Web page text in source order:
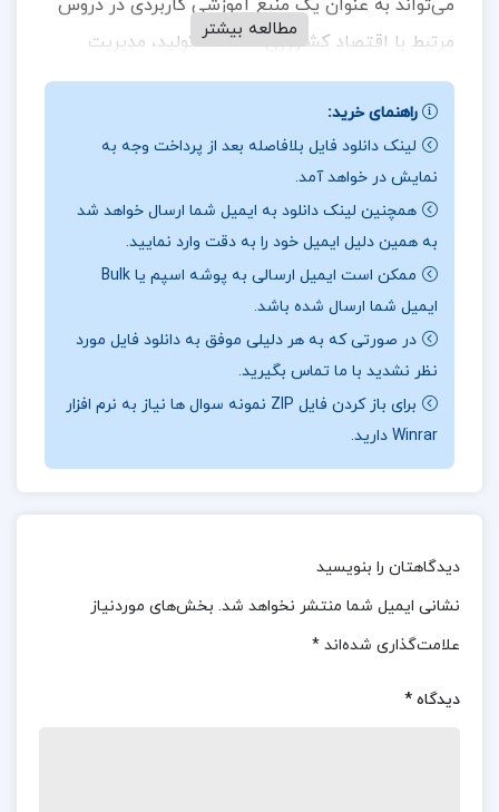
می‌تواند به عنوان یک منبع آموزشی کاربردی در دروس
مرتبط با اقتصاد کشاورزی، اقتصاد تولید، مدیریت
مزرعه و مدیریت تولید در دانشگاه‌ها و رشته‌های علوم
اقتصادی و کشاورزی مورد استفاده قرار گیرد.
“درآمدی بر اقتصاد تولید کشاورزی” با تحلیل‌های دقیق
و جامع از جنبه‌های مختلف تولید کشاورزی، به
دانشجویان و پژوهشگران کمک می‌کند تا با رویکردهای
نوین در این حوزه آشنا شوند و مهارت‌های لازم برای
تحلیل و بهینه‌سازی فرایندهای تولید کشاورزی را کسب
کنند.این کتاب همچنین می‌تواند به عنوان یک منبع
مرجع برای کشاورزان، مدیران مزرعه و تحلیل‌گران
اقتصادی مورد استفاده قرار گیرد. استفاده از توابع
تولید کشاورزی که در این کتاب به آنها پرداخته شده،
منابع، تولید خود را افزایش دهند و به مدیریت بهتر
منابع موجود بپردازند.
درباره نویسنده کتاب درآمدی بر اقتصاد تولید کشاورزی
مطالعه بیشتر
راهنمای خرید:
لینک دانلود فایل بلافاصله بعد از پرداخت وجه به
نمایش در خواهد آمد.
همچنین لینک دانلود به ایمیل شما ارسال خواهد شد
به همین دلیل ایمیل خود را به دقت وارد نمایید.
ممکن است ایمیل ارسالی به پوشه اسپم یا Bulk
ایمیل شما ارسال شده باشد.
در صورتی که به هر دلیلی موفق به دانلود فایل مورد
نظر نشدید با ما تماس بگیرید.
برای باز کردن فایل ZIP نمونه سوال ها نیاز به نرم افزار
Winrar دارید.
دیدگاهتان را بنویسید
نشانی ایمیل شما منتشر نخواهد شد. بخش‌های موردنیاز
علامت‌گذاری شده‌اند *
دیدگاه *